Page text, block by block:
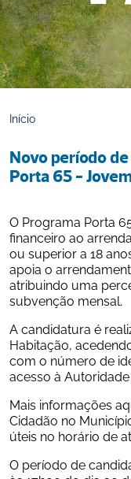
Início
Novo período
Porta 65 -
O Programa Porta
financeiro ao
ou superior a 18
apoia o
atribuindo uma
subvenção mensal.
A candidatura é
Habitação,
com o número de
acesso à
Mais informações
Cidadão no
úteis no horário de
O período de